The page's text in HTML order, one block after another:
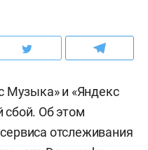
Музыка» и «Яндекс
сбой. Об этом
отслеживания